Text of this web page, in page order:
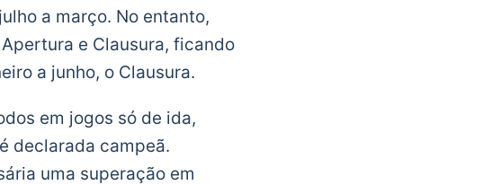
a março. No entanto,
e Clausura, ficando
a junho, o Clausura.
em jogos só de ida,
declarada campeã.
uma superação em